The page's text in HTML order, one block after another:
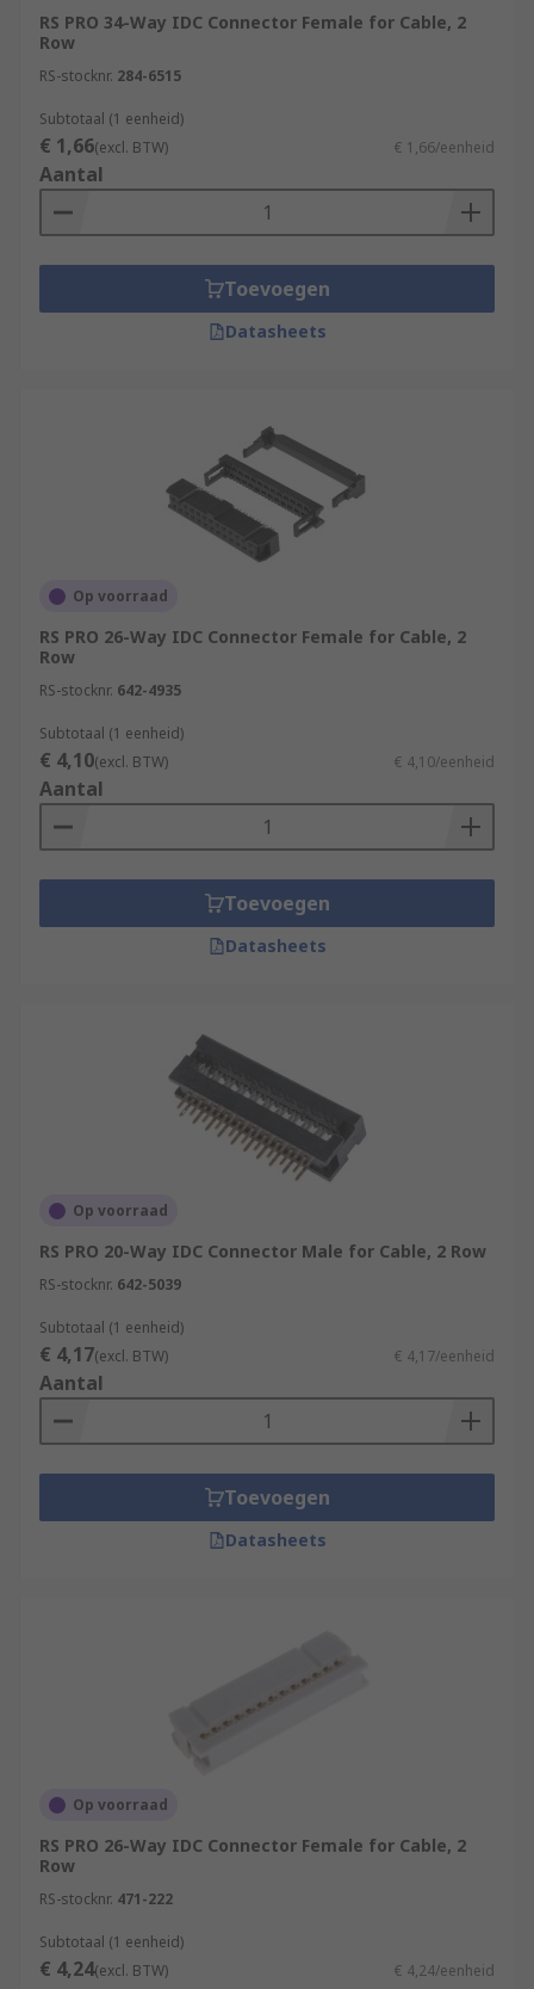
RS PRO 34-Way IDC Connector Female for Cable, 2
Row
RS-stocknr. 284-6515
Subtotaal (1 eenheid)
€ 1,66(excl. BTW) € 1,66/eenheid
Aantal
Toevoegen
Datasheets
Op voorraad
RS PRO 26-Way IDC Connector Female for Cable, 2
Row
RS-stocknr. 642-4935
Subtotaal (1 eenheid)
€ 4,10(excl. BTW) € 4,10/eenheid
Aantal
Toevoegen
Datasheets
Op voorraad
RS PRO 20-Way IDC Connector Male for Cable, 2 Row
RS-stocknr. 642-5039
Subtotaal (1 eenheid)
€ 4,17(excl. BTW) € 4,17/eenheid
Aantal
Toevoegen
Datasheets
Op voorraad
RS PRO 26-Way IDC Connector Female for Cable, 2
Row
RS-stocknr. 471-222
Subtotaal (1 eenheid)
€ 4,24(excl. BTW) € 4,24/eenheid